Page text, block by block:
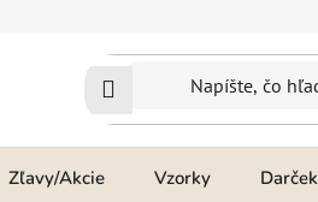
Zľavy/Akcie Vzorky